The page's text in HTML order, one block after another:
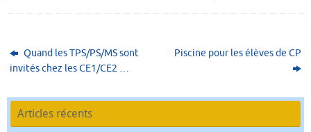
Quand les TPS/PS/MS sont
invités chez les CE1/CE2 …
Piscine pour les élèves de CP
Articles récents